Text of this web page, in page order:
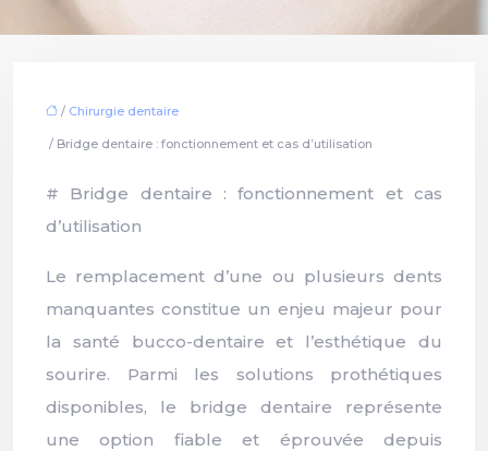
/ Chirurgie dentaire
/ Bridge dentaire : fonctionnement et cas d’utilisation
# Bridge dentaire : fonctionnement et cas
d’utilisation
Le remplacement d’une ou plusieurs dents
manquantes constitue un enjeu majeur pour
la santé bucco-dentaire et l’esthétique du
sourire. Parmi les solutions prothétiques
disponibles, le bridge dentaire représente
une option fiable et éprouvée depuis